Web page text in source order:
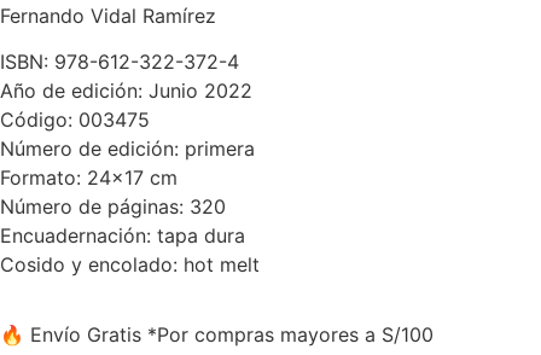
Fernando Vidal Ramírez
ISBN: 978-612-322-372-4
Año de edición: Junio 2022
Código: 003475
Número de edición: primera
Formato: 24×17 cm
Número de páginas: 320
Encuadernación: tapa dura
Cosido y encolado: hot melt
🔥 Envío Gratis *Por compras mayores a S/100